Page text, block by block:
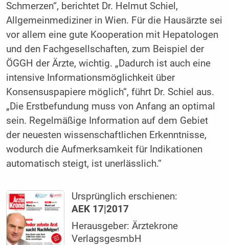
Schmerzen“, berichtet Dr. Helmut Schiel,
Allgemeinmediziner in Wien. Für die Hausärzte sei
vor allem eine gute Kooperation mit Hepatologen
und den Fachgesellschaften, zum Beispiel der
ÖGGH der Ärzte, wichtig. „Dadurch ist auch eine
intensive Informationsmöglichkeit über
Konsensuspapiere möglich“, führt Dr. Schiel aus.
„Die Erstbefundung muss von Anfang an optimal
sein. Regelmäßige Information auf dem Gebiet
der neuesten wissenschaftlichen Erkenntnisse,
wodurch die Aufmerksamkeit für Indikationen
automatisch steigt, ist unerlässlich.“
Ursprünglich erschienen:
AEK 17|2017
Herausgeber: Ärztekrone
VerlagsgesmbH